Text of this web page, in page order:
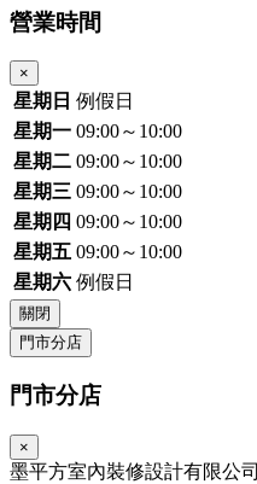
營業時間
×
星期日 例假日
星期一 09:00～10:00
星期二 09:00～10:00
星期三 09:00～10:00
星期四 09:00～10:00
星期五 09:00～10:00
星期六 例假日
關閉
門市分店
門市分店
×
墨平方室內裝修設計有限公司